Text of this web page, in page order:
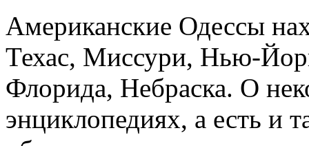
Американские Одессы
Техас, Миссури, Нью-
Флорида, Небраска. О
энциклопедиях, а есть и